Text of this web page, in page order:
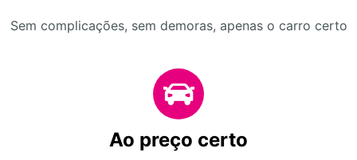
Sem complicações, sem demoras, apenas o carro certo
Ao preço certo